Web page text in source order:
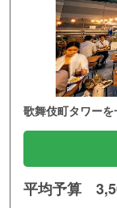
歌舞伎町タワー
平均予算